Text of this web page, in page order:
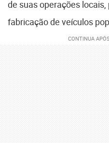
de suas operações
fabricação de veículos